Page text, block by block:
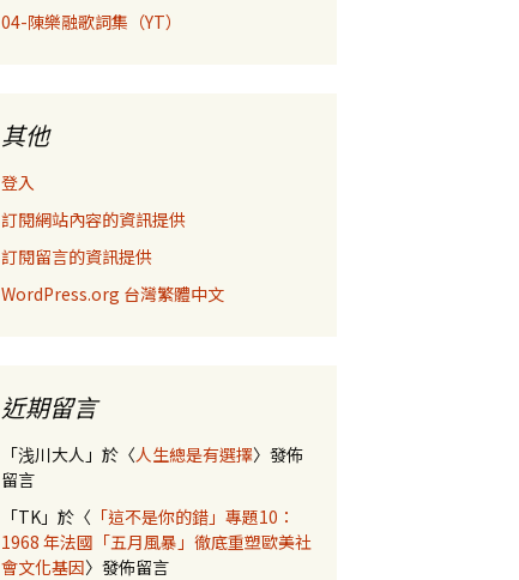
04-陳樂融歌詞集（YT）
其他
登入
訂閱網站內容的資訊提供
訂閱留言的資訊提供
WordPress.org 台灣繁體中文
近期留言
「浅川大人 」於〈人生總是有選擇〉發佈
留言
「TK」於〈 「這不是你的錯」專題10：
1968 年法國「五月風暴」徹底重塑歐美社
會文化基因〉發佈留言